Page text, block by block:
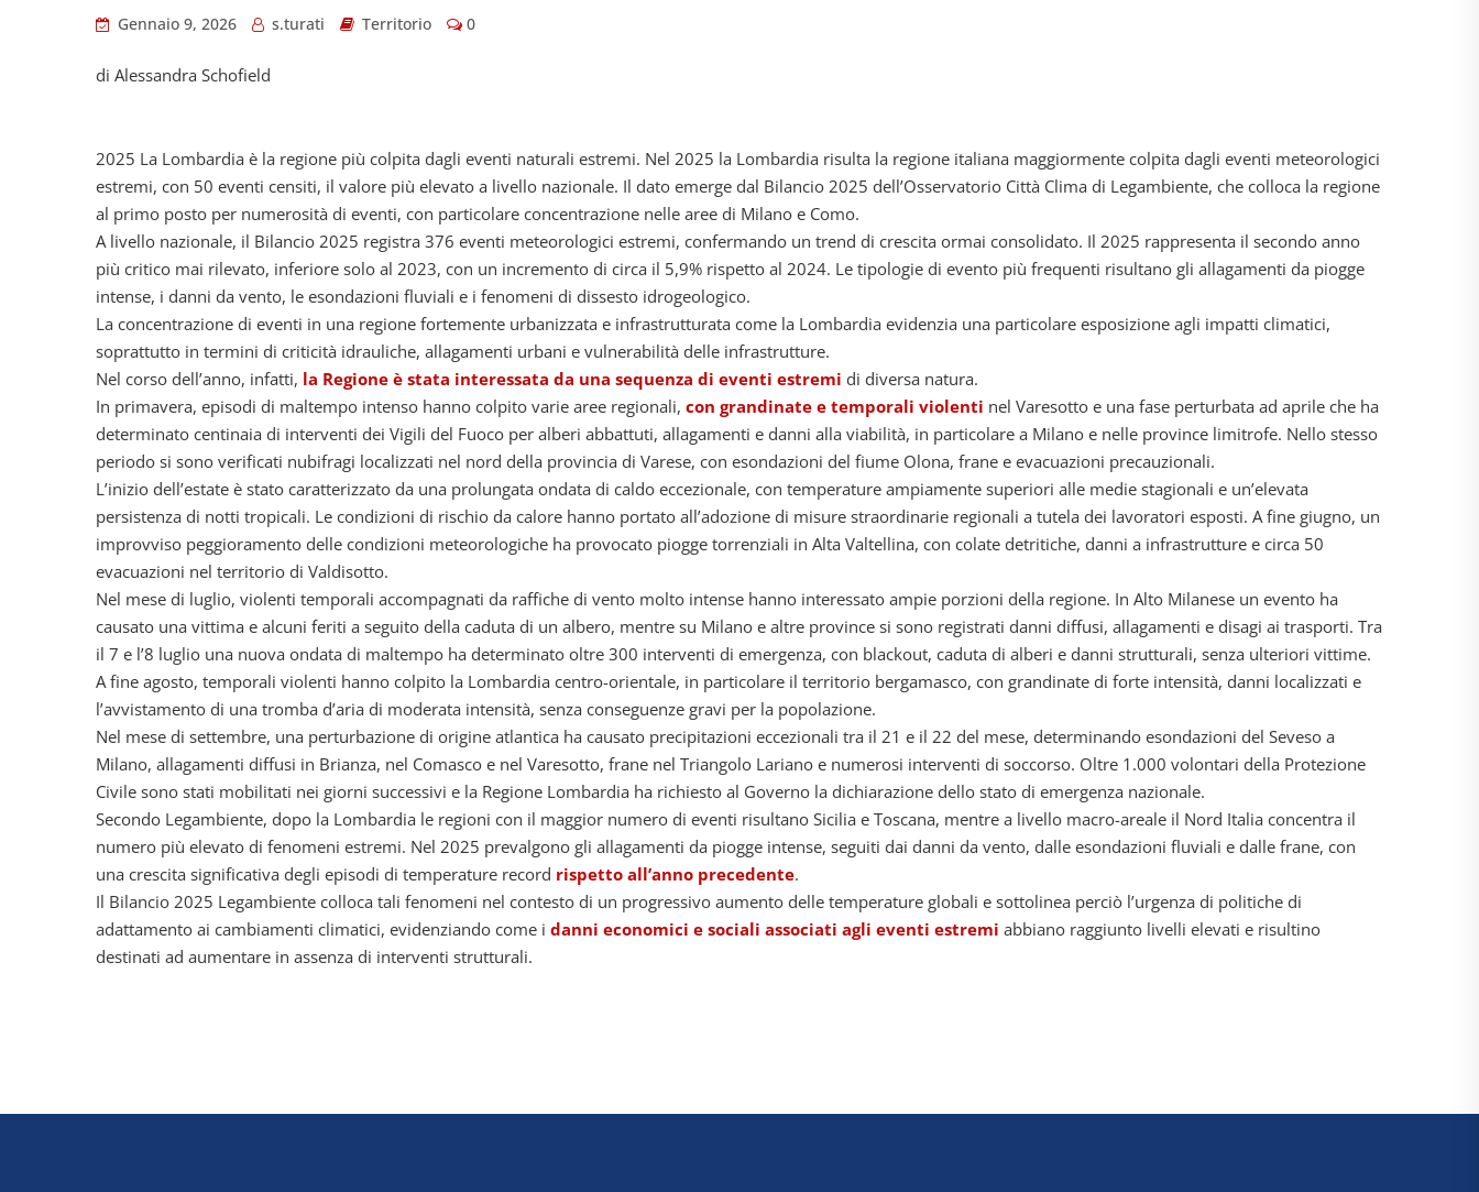
Gennaio 9, 2026 s.turati Territorio 0
di Alessandra Schofield
2025 La Lombardia è la regione più colpita dagli eventi naturali estremi. Nel 2025 la Lombardia risulta la regione italiana maggiormente colpita dagli eventi meteorologici
estremi, con 50 eventi censiti, il valore più elevato a livello nazionale. Il dato emerge dal Bilancio 2025 dell’Osservatorio Città Clima di Legambiente, che colloca la regione
al primo posto per numerosità di eventi, con particolare concentrazione nelle aree di Milano e Como.
A livello nazionale, il Bilancio 2025 registra 376 eventi meteorologici estremi, confermando un trend di crescita ormai consolidato. Il 2025 rappresenta il secondo anno
più critico mai rilevato, inferiore solo al 2023, con un incremento di circa il 5,9% rispetto al 2024. Le tipologie di evento più frequenti risultano gli allagamenti da piogge
intense, i danni da vento, le esondazioni fluviali e i fenomeni di dissesto idrogeologico.
La concentrazione di eventi in una regione fortemente urbanizzata e infrastrutturata come la Lombardia evidenzia una particolare esposizione agli impatti climatici,
soprattutto in termini di criticità idrauliche, allagamenti urbani e vulnerabilità delle infrastrutture.
Nel corso dell’anno, infatti, la Regione è stata interessata da una sequenza di eventi estremi di diversa natura.
In primavera, episodi di maltempo intenso hanno colpito varie aree regionali, con grandinate e temporali violenti nel Varesotto e una fase perturbata ad aprile che ha
determinato centinaia di interventi dei Vigili del Fuoco per alberi abbattuti, allagamenti e danni alla viabilità, in particolare a Milano e nelle province limitrofe. Nello stesso
periodo si sono verificati nubifragi localizzati nel nord della provincia di Varese, con esondazioni del fiume Olona, frane e evacuazioni precauzionali.
L’inizio dell’estate è stato caratterizzato da una prolungata ondata di caldo eccezionale, con temperature ampiamente superiori alle medie stagionali e un’elevata
persistenza di notti tropicali. Le condizioni di rischio da calore hanno portato all’adozione di misure straordinarie regionali a tutela dei lavoratori esposti. A fine giugno, un
improvviso peggioramento delle condizioni meteorologiche ha provocato piogge torrenziali in Alta Valtellina, con colate detritiche, danni a infrastrutture e circa 50
evacuazioni nel territorio di Valdisotto.
Nel mese di luglio, violenti temporali accompagnati da raffiche di vento molto intense hanno interessato ampie porzioni della regione. In Alto Milanese un evento ha
causato una vittima e alcuni feriti a seguito della caduta di un albero, mentre su Milano e altre province si sono registrati danni diffusi, allagamenti e disagi ai trasporti. Tra
il 7 e l’8 luglio una nuova ondata di maltempo ha determinato oltre 300 interventi di emergenza, con blackout, caduta di alberi e danni strutturali, senza ulteriori vittime.
A fine agosto, temporali violenti hanno colpito la Lombardia centro-orientale, in particolare il territorio bergamasco, con grandinate di forte intensità, danni localizzati e
l’avvistamento di una tromba d’aria di moderata intensità, senza conseguenze gravi per la popolazione.
Nel mese di settembre, una perturbazione di origine atlantica ha causato precipitazioni eccezionali tra il 21 e il 22 del mese, determinando esondazioni del Seveso a
Milano, allagamenti diffusi in Brianza, nel Comasco e nel Varesotto, frane nel Triangolo Lariano e numerosi interventi di soccorso. Oltre 1.000 volontari della Protezione
Civile sono stati mobilitati nei giorni successivi e la Regione Lombardia ha richiesto al Governo la dichiarazione dello stato di emergenza nazionale.
Secondo Legambiente, dopo la Lombardia le regioni con il maggior numero di eventi risultano Sicilia e Toscana, mentre a livello macro-areale il Nord Italia concentra il
numero più elevato di fenomeni estremi. Nel 2025 prevalgono gli allagamenti da piogge intense, seguiti dai danni da vento, dalle esondazioni fluviali e dalle frane, con
una crescita significativa degli episodi di temperature record rispetto all’anno precedente.
Il Bilancio 2025 Legambiente colloca tali fenomeni nel contesto di un progressivo aumento delle temperature globali e sottolinea perciò l’urgenza di politiche di
adattamento ai cambiamenti climatici, evidenziando come i danni economici e sociali associati agli eventi estremi abbiano raggiunto livelli elevati e risultino
destinati ad aumentare in assenza di interventi strutturali.